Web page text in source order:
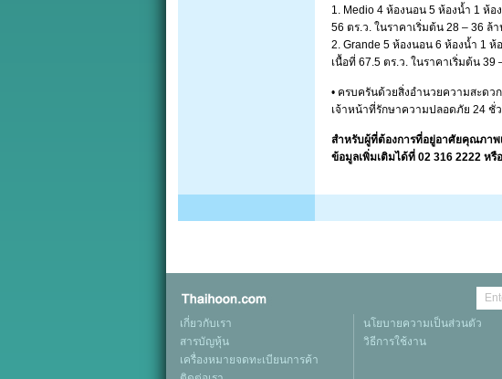
1. Medio 4 ห้องนอน 5 ห้องน้ำ 1 ห้
56 ตร.ว. ในราคาเริ่มต้น 28 – 36 ล้
2. Grande 5 ห้องนอน 6 ห้องน้ำ 1
เนื้อที่ 67.5 ตร.ว. ในราคาเริ่มต้น 39
• ครบครันด้วยสิ่งอำนวยความสะดว
เจ้าหน้าที่รักษาความปลอดภัย 24 ชั่
สำหรับผู้ที่ต้องการที่อยู่อาศัยคุณภาพ
ข้อมูลเพิ่มเติมได้ที่ 02 316 2222 ห
เกี่ยวกับเรา
สารบัญหุ้น
เครื่องหมายจดทะเบียนการค้า
นโยบายความเป็นส่วนตัว
วิธีการใช้งาน